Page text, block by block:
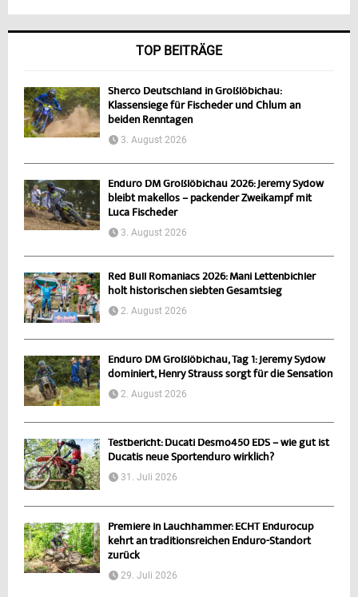
TOP BEITRÄGE
Sherco Deutschland in Großlöbichau:
Klassensiege für Fischeder und Chlum an
beiden Renntagen
3. August 2026
Enduro DM Großlöbichau 2026: Jeremy Sydow
bleibt makellos – packender Zweikampf mit
Luca Fischeder
3. August 2026
Red Bull Romaniacs 2026: Mani Lettenbichler
holt historischen siebten Gesamtsieg
2. August 2026
Enduro DM Großlöbichau, Tag 1: Jeremy Sydow
dominiert, Henry Strauss sorgt für die Sensation
2. August 2026
Testbericht: Ducati Desmo450 EDS – wie gut ist
Ducatis neue Sportenduro wirklich?
31. Juli 2026
Premiere in Lauchhammer: ECHT Endurocup
kehrt an traditionsreichen Enduro-Standort
zurück
29. Juli 2026